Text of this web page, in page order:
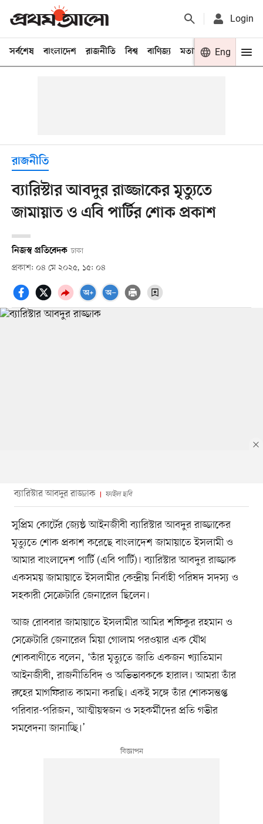
Login
সর্বশেষ বাংলাদেশ রাজনীতি বিশ্ব বাণিজ্য মতামত খেলা
Eng
রাজনীতি
ব্যারিস্টার আবদুর রাজ্জাকের মৃত্যুতে
জামায়াত ও এবি পার্টির শোক প্রকাশ
নিজস্ব প্রতিবেদক ঢাকা
প্রকাশ: ০৪ মে ২০২৫, ১৫: ০৪
ব্যারিস্টার আবদুর রাজ্জাক ফাইল ছবি
সুপ্রিম কোর্টের জ্যেষ্ঠ আইনজীবী ব্যারিস্টার আবদুর রাজ্জাকের
মৃত্যুতে শোক প্রকাশ করেছে বাংলাদেশ জামায়াতে ইসলামী ও
আমার বাংলাদেশ পার্টি (এবি পার্টি)। ব্যারিস্টার আবদুর রাজ্জাক
একসময় জামায়াতে ইসলামীর কেন্দ্রীয় নির্বাহী পরিষদ সদস্য ও
সহকারী সেক্রেটারি জেনারেল ছিলেন।
আজ রোববার জামায়াতে ইসলামীর আমির শফিকুর রহমান ও
সেক্রেটারি জেনারেল মিয়া গোলাম পরওয়ার এক যৌথ
শোকবাণীতে বলেন, ‘তাঁর মৃত্যুতে জাতি একজন খ্যাতিমান
আইনজীবী, রাজনীতিবিদ ও অভিভাবককে হারাল। আমরা তাঁর
রুহের মাগফিরাত কামনা করছি। একই সঙ্গে তাঁর শোকসন্তপ্ত
পরিবার-পরিজন, আত্মীয়স্বজন ও সহকর্মীদের প্রতি গভীর
সমবেদনা জানাচ্ছি।’